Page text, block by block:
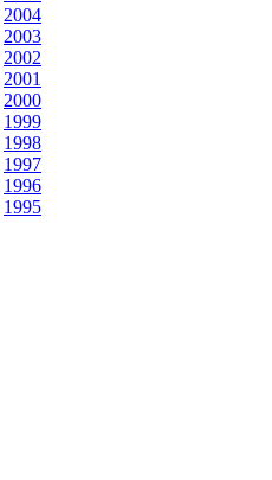
2004
2003
2002
2001
2000
1999
1998
1997
1996
1995